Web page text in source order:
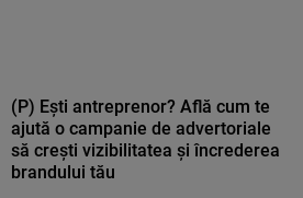
(P) Ești antreprenor? Află cum te
ajută o campanie de advertoriale
să crești vizibilitatea și încrederea
brandului tău